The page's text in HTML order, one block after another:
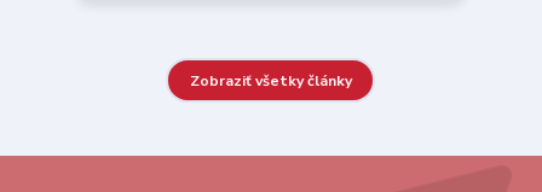
Zobraziť všetky články